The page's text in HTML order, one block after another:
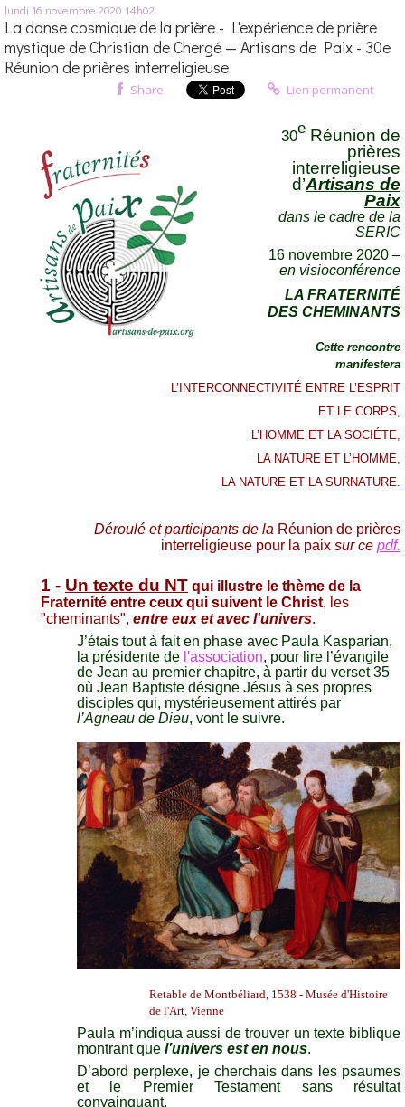
lundi 16 novembre 2020 14h02
La danse cosmique de la prière - L'expérience de prière
mystique de Christian de Chergé — Artisans de Paix - 30e
Réunion de prières interreligieuse
Share Lien permanent
30e Réunion de
prières
interreligieuse
d’Artisans de
Paix
dans le cadre de la
SERIC
16 novembre 2020 –
en visioconférence
LA FRATERNITÉ
DES CHEMINANTS
Cette rencontre
manifestera
L’INTERCONNECTIVITÉ ENTRE L’ESPRIT
ET LE CORPS,
L’HOMME ET LA SOCIÉTE,
LA NATURE ET L’HOMME,
LA NATURE ET LA SURNATURE.
Déroulé et participants de la Réunion de prières
interreligieuse pour la paix sur ce pdf.
1 - Un texte du NT qui illustre le thème de la
Fraternité entre ceux qui suivent le Christ, les
"cheminants", entre eux et avec l'univers.
J’étais tout à fait en phase avec Paula Kasparian,
la présidente de l'association, pour lire l’évangile
de Jean au premier chapitre, à partir du verset 35
où Jean Baptiste désigne Jésus à ses propres
disciples qui, mystérieusement attirés par
l’Agneau de Dieu, vont le suivre.
Retable de Montbéliard, 1538 - Musée d'Histoire
de l'Art, Vienne
Paula m’indiqua aussi de trouver un texte biblique
montrant que l’univers est en nous.
D’abord perplexe, je cherchais dans les psaumes
et le Premier Testament sans résultat
convainquant.